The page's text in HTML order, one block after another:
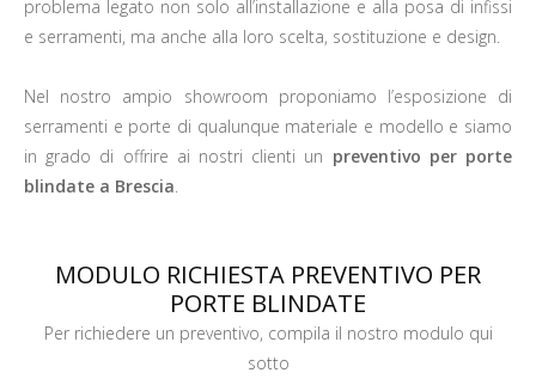
problema legato non solo all’installazione e alla posa di infissi
e serramenti, ma anche alla loro scelta, sostituzione e design.
Nel nostro ampio showroom proponiamo l’esposizione di
serramenti e porte di qualunque materiale e modello e siamo
in grado di offrire ai nostri clienti un preventivo per porte
blindate a Brescia.
MODULO RICHIESTA PREVENTIVO PER
PORTE BLINDATE
Per richiedere un preventivo, compila il nostro modulo qui
sotto